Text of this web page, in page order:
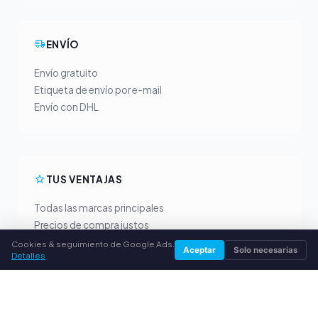
ENVÍO
Envío gratuito
Etiqueta de envío por e-mail
Envío con DHL
TUS VENTAJAS
Todas las marcas principales
Precios de compra justos
Pago anticipado por PayPal
Asesoramiento personalizado
Cookies & seguimiento de Google Ads.
Detalles
Aceptar Solo necesarias